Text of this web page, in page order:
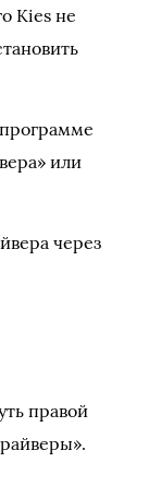
Kies не
или
через
правой